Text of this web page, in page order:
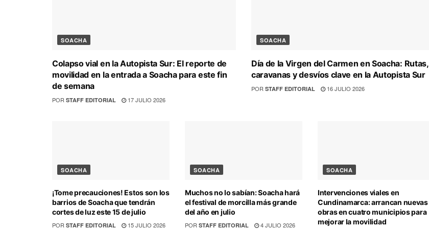
SOACHA
Colapso vial en la Autopista Sur: El reporte de
movilidad en la entrada a Soacha para este fin
de semana
POR STAFF EDITORIAL 17 JULIO 2026
SOACHA
Día de la Virgen del Carmen en Soacha: Rutas,
caravanas y desvíos clave en la Autopista Sur
POR STAFF EDITORIAL 16 JULIO 2026
SOACHA
¡Tome precauciones! Estos son los
barrios de Soacha que tendrán
cortes de luz este 15 de julio
POR STAFF EDITORIAL 15 JULIO 2026
SOACHA
Muchos no lo sabían: Soacha hará
el festival de morcilla más grande
del año en julio
POR STAFF EDITORIAL 4 JULIO 2026
SOACHA
Intervenciones viales en
Cundinamarca: arrancan nuevas
obras en cuatro municipios para
mejorar la movilidad